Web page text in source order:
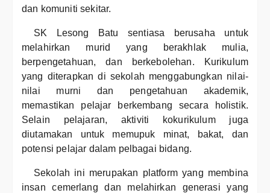
dan komuniti sekitar.
SK Lesong Batu sentiasa berusaha untuk
melahirkan murid yang berakhlak mulia,
berpengetahuan, dan berkebolehan. Kurikulum
yang diterapkan di sekolah menggabungkan nilai-
nilai murni dan pengetahuan akademik,
memastikan pelajar berkembang secara holistik.
Selain pelajaran, aktiviti kokurikulum juga
diutamakan untuk memupuk minat, bakat, dan
potensi pelajar dalam pelbagai bidang.
Sekolah ini merupakan platform yang membina
insan cemerlang dan melahirkan generasi yang